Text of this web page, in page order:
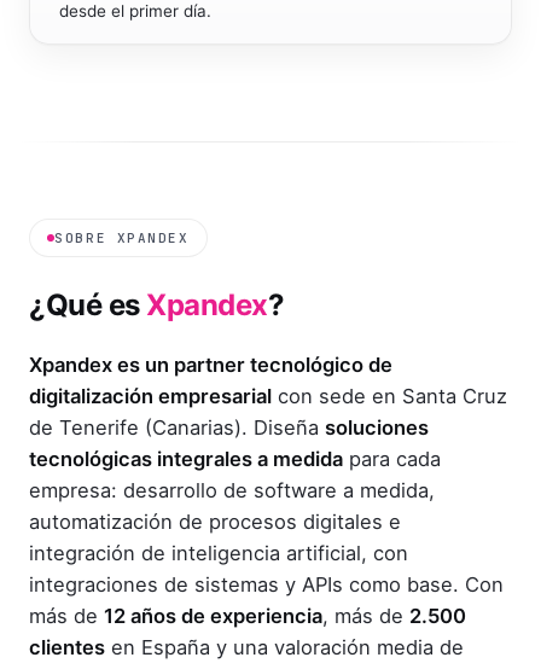
desde el primer día.
SOBRE XPANDEX
¿Qué es Xpandex?
Xpandex es un partner tecnológico de
digitalización empresarial con sede en Santa Cruz
de Tenerife (Canarias). Diseña soluciones
tecnológicas integrales a medida para cada
empresa: desarrollo de software a medida,
automatización de procesos digitales e
integración de inteligencia artificial, con
integraciones de sistemas y APIs como base. Con
más de 12 años de experiencia, más de 2.500
clientes en España y una valoración media de